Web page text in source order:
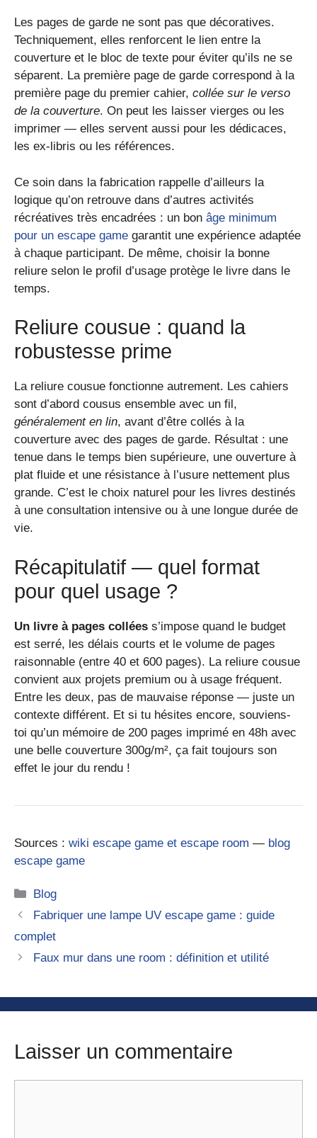
Les pages de garde ne sont pas que décoratives.
Techniquement, elles renforcent le lien entre la
couverture et le bloc de texte pour éviter qu’ils ne se
séparent. La première page de garde correspond à la
première page du premier cahier, collée sur le verso
de la couverture. On peut les laisser vierges ou les
imprimer — elles servent aussi pour les dédicaces,
les ex-libris ou les références.
Ce soin dans la fabrication rappelle d’ailleurs la
logique qu’on retrouve dans d’autres activités
récréatives très encadrées : un bon âge minimum
pour un escape game garantit une expérience adaptée
à chaque participant. De même, choisir la bonne
reliure selon le profil d’usage protège le livre dans le
temps.
Reliure cousue : quand la
robustesse prime
La reliure cousue fonctionne autrement. Les cahiers
sont d’abord cousus ensemble avec un fil,
généralement en lin, avant d’être collés à la
couverture avec des pages de garde. Résultat : une
tenue dans le temps bien supérieure, une ouverture à
plat fluide et une résistance à l’usure nettement plus
grande. C’est le choix naturel pour les livres destinés
à une consultation intensive ou à une longue durée de
vie.
Récapitulatif — quel format
pour quel usage ?
Un livre à pages collées s’impose quand le budget
est serré, les délais courts et le volume de pages
raisonnable (entre 40 et 600 pages). La reliure cousue
convient aux projets premium ou à usage fréquent.
Entre les deux, pas de mauvaise réponse — juste un
contexte différent. Et si tu hésites encore, souviens-
toi qu’un mémoire de 200 pages imprimé en 48h avec
une belle couverture 300g/m², ça fait toujours son
effet le jour du rendu !
Sources : wiki escape game et escape room — blog
escape game
Catégories
Blog
Fabriquer une lampe UV escape game : guide
complet
Faux mur dans une room : définition et utilité
Laisser un commentaire